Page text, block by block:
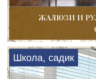
ЖАЛЮЗИ И
Школа, садик